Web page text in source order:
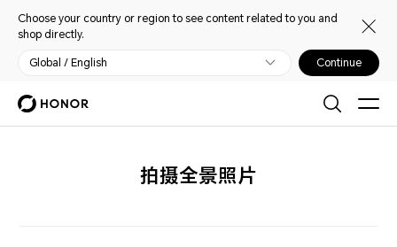
Choose your country or region to see content related to you and
shop directly.
Global / English Continue
拍摄全景照片